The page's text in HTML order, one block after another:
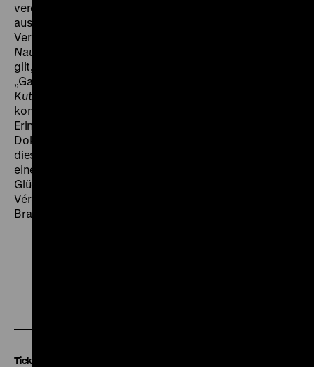
veröffentlichte der aus der Türkei nach Deutschland
ausgewanderte Schriftsteller Aras Ören im Rotbuch
Verlag das Prosagedicht
Naunynstraße?,
gilt, die die Migrationserfahrung der türkischen
„Gastarbeiter*innen“ literarisch verarbeitete.
Kutzer und andere Bewohner der Naunynstraße
kombiniert Passagen aus Örens Gedicht mit
Erinnerungen einer älteren Berlinerin und
Dokumentaraufnahmen aus einem Kreuzberg, das zu
dieser Zeit systematisch vernachlässigt wurde, um
eine Kahlschlagsanierung vorzubereiten, die zum
Glück nie stattgefunden hat. (tb/th) Mit Dank an
Véronique Goël, Želimir Žilnik und Rundfunk Berlin-
Brandenburg.
Tickets